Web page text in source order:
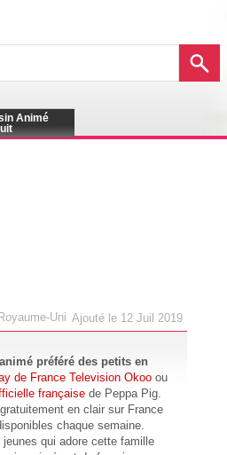
Animé
Ajouté le 12 Juil 2019
Uni
préféré des petits en
de France Television Okooou
françaisede Peppa Pig.
en clair sur France
chaque semaine.
qui adore cette famille